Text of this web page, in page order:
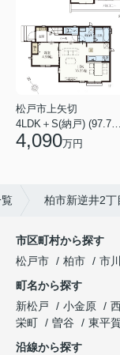
松戸市上矢切
4LDK＋S(納戸) (97.71㎡)
4,090万円
柏市新逆井2丁
市区町村から探す
松戸市
柏市 市
町名から探す
新松戸
小金原
栄町
曽谷
東平賀
沿線から探す